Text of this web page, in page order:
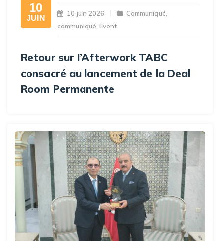
10
JUIN
10 juin 2026 Communiqué
communiqué ,Event
Retour sur l’Afterwork TABC
consacré au lancement de la Deal
Room Permanente